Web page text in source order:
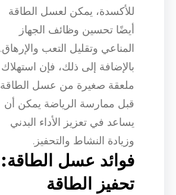
للأكسدة، يمكن لعسل الطاقة
أيضًا تحسين وظائف الجهاز
المناعي وتقليل التعب والإرهاق.
بالإضافة إلى ذلك، فإن استهلاك
ملعقة صغيرة من عسل الطاقة
قبل ممارسة الرياضة يمكن أن
يساعد في تعزيز الأداء البدني
وزيادة النشاط والتحفيز.
فوائد عسل الطاقة:
تحفيز الطاقة